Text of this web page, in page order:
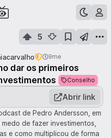
5
9me
dar os primeiros
Conselho
Abrir link
de Pedro Andersson, em
de fazer investimentos,
e como multiplicou de forma